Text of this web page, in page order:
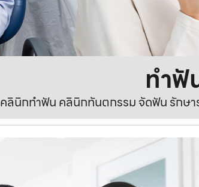
ทําฟั
คลินิกทำฟัน คลินิกทันตกรรม จัดฟัน รักษ